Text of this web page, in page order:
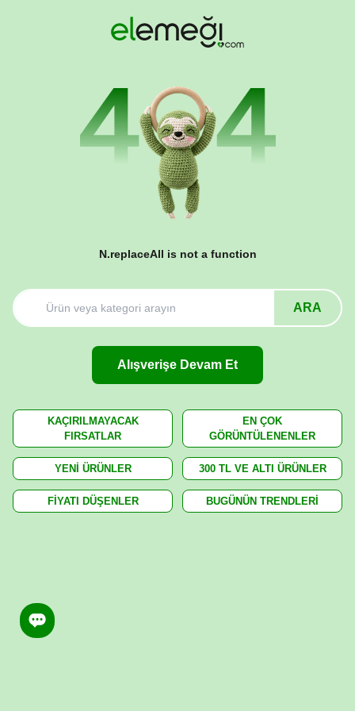
N.replaceAll is not a function
ARA
Alışverişe Devam Et
KAÇIRILMAYACAK
FIRSATLAR
EN ÇOK
GÖRÜNTÜLENENLER
YENİ ÜRÜNLER 300 TL VE ALTI ÜRÜNLER
FİYATI DÜŞENLER BUGÜNÜN TRENDLERİ